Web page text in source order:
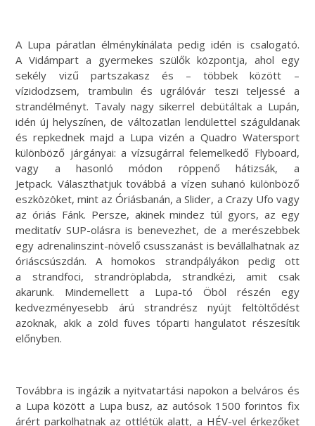
A Lupa páratlan élménykínálata pedig idén is csalogató.
A Vidámpart a gyermekes szülők központja, ahol egy
sekély vizű partszakasz és – többek között –
vízidodzsem, trambulin és ugrálóvár teszi teljessé a
strandélményt. Tavaly nagy sikerrel debütáltak a Lupán,
idén új helyszínen, de változatlan lendülettel száguldanak
és repkednek majd a Lupa vizén a Quadro Watersport
különböző járgányai: a vízsugárral felemelkedő Flyboard,
vagy a hasonló módon röppenő hátizsák, a
Jetpack. Választhatjuk továbbá a vízen suhanó különböző
eszközöket, mint az Óriásbanán, a Slider, a Crazy Ufo vagy
az óriás Fánk. Persze, akinek mindez túl gyors, az egy
meditatív SUP-olásra is benevezhet, de a merészebbek
egy adrenalinszint-növelő csusszanást is bevállalhatnak az
óriáscsúszdán. A homokos strandpályákon pedig ott
a strandfoci, strandröplabda, strandkézi, amit csak
akarunk. Mindemellett a Lupa-tó Öböl részén egy
kedvezményesebb árú strandrész nyújt feltöltődést
azoknak, akik a zöld füves tóparti hangulatot részesítik
előnyben.
Továbbra is ingázik a nyitvatartási napokon a belváros és
a Lupa között a Lupa busz, az autósok 1500 forintos fix
árért parkolhatnak az ottlétük alatt, a HÉV-vel érkezőket